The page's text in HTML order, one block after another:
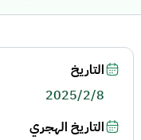
التاريخ
2025/2/8
التاريخ الهجري